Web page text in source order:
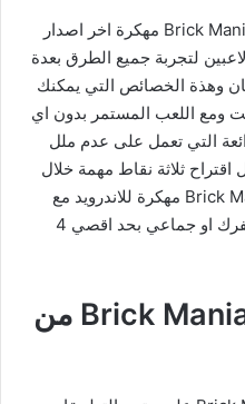
تحميل لعبة بريك مينيا Brick Mania Apk Mod مهكرة اخر اصدار
لتجربة جميع الطرق بعدة
وهذة الخصائص التي يمكنك
ومع اللعب المستمر بدون اي
التي تعمل على عدم ملل
ثلاثة نقاط مهمة خلال
وهم الاستمرار حيث تأتي لعبة Brick Mania مهكرة للاندرويد مع
اصوات مثيرة حيث يمكنك العب بمفرك او جماعي بحد اقصي 4
اضافات تهكير لعبة Brick Mania من